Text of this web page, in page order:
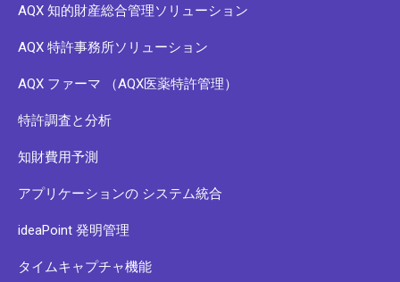
AQX 知的財産総合管理ソリューション
AQX 特許事務所ソリューション
AQX ファーマ （AQX医薬特許管理）
特許調査と分析
知財費用予測
アプリケーションの システム統合
ideaPoint 発明管理
タイムキャプチャ機能